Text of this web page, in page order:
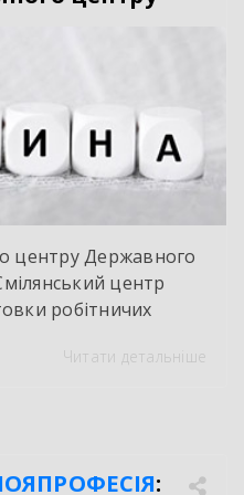
центру Державного
центр
робітничих
з професії «Слюсар –
Читати детальніше
: